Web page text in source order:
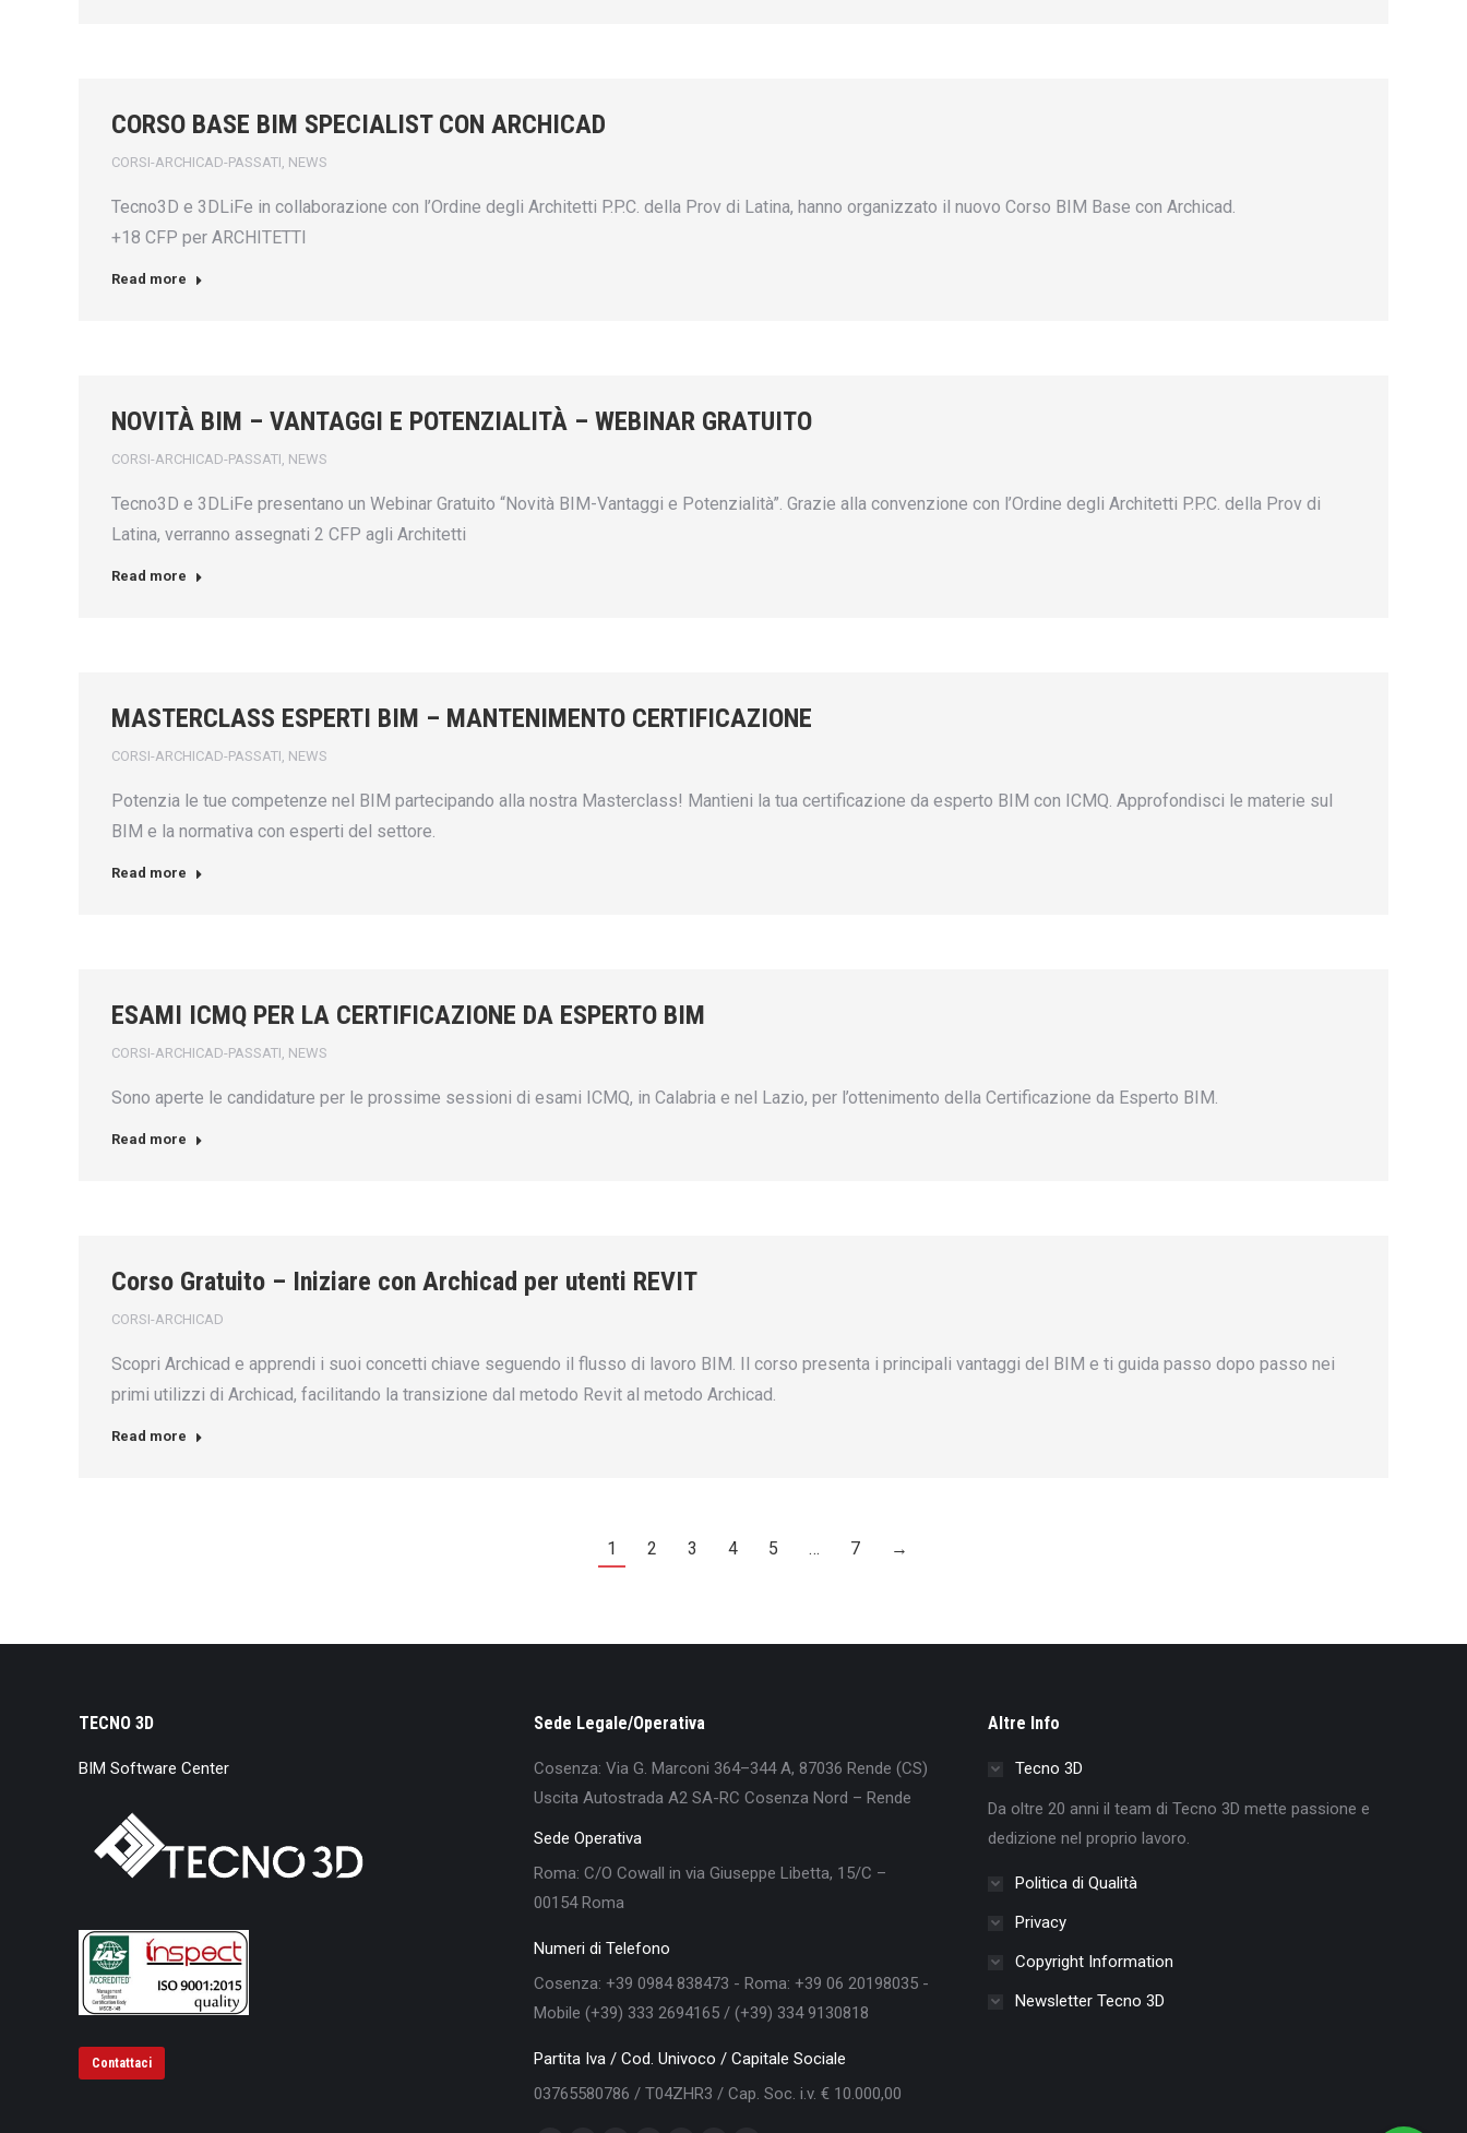
CORSO BASE BIM SPECIALIST CON ARCHICAD
CORSI-ARCHICAD-PASSATI, NEWS
Tecno3D e 3DLiFe in collaborazione con l’Ordine degli Architetti P.P.C. della Prov di Latina, hanno organizzato il nuovo Corso BIM Base con Archicad.
+18 CFP per ARCHITETTI
Read more
NOVITÀ BIM – VANTAGGI E POTENZIALITÀ – WEBINAR GRATUITO
CORSI-ARCHICAD-PASSATI, NEWS
Tecno3D e 3DLiFe presentano un Webinar Gratuito “Novità BIM-Vantaggi e Potenzialità”. Grazie alla convenzione con l’Ordine degli Architetti P.P.C. della Prov di
Latina, verranno assegnati 2 CFP agli Architetti
Read more
MASTERCLASS ESPERTI BIM – MANTENIMENTO CERTIFICAZIONE
CORSI-ARCHICAD-PASSATI, NEWS
Potenzia le tue competenze nel BIM partecipando alla nostra Masterclass! Mantieni la tua certificazione da esperto BIM con ICMQ. Approfondisci le materie sul
BIM e la normativa con esperti del settore.
Read more
ESAMI ICMQ PER LA CERTIFICAZIONE DA ESPERTO BIM
CORSI-ARCHICAD-PASSATI, NEWS
Sono aperte le candidature per le prossime sessioni di esami ICMQ, in Calabria e nel Lazio, per l’ottenimento della Certificazione da Esperto BIM.
Read more
Corso Gratuito – Iniziare con Archicad per utenti REVIT
CORSI-ARCHICAD
Scopri Archicad e apprendi i suoi concetti chiave seguendo il flusso di lavoro BIM. Il corso presenta i principali vantaggi del BIM e ti guida passo dopo passo nei
primi utilizzi di Archicad, facilitando la transizione dal metodo Revit al metodo Archicad.
Read more
1 2 3 4 5 … 7 →
TECNO 3D
BIM Software Center
Contattaci
Sede Legale/Operativa
Cosenza: Via G. Marconi 364–344 A, 87036 Rende (CS)
Uscita Autostrada A2 SA-RC Cosenza Nord – Rende
Sede Operativa
Roma: C/O Cowall in via Giuseppe Libetta, 15/C –
00154 Roma
Numeri di Telefono
Cosenza: +39 0984 838473 - Roma: +39 06 20198035 -
Mobile (+39) 333 2694165 / (+39) 334 9130818
Partita Iva / Cod. Univoco / Capitale Sociale
03765580786 / T04ZHR3 / Cap. Soc. i.v. € 10.000,00
Altre Info
Tecno 3D
Da oltre 20 anni il team di Tecno 3D mette passione e
dedizione nel proprio lavoro.
Politica di Qualità
Privacy
Copyright Information
Newsletter Tecno 3D